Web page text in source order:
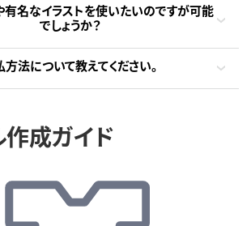
有名なイラストを使いたいのですが可能
でしょうか？
方法について教えてください。
成ガイド